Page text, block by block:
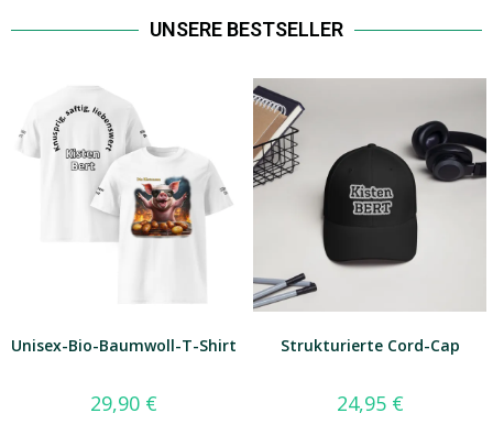
UNSERE BESTSELLER
Unisex-Bio-Baumwoll-T-Shirt
29,90 €
Strukturierte Cord-Cap
24,95 €